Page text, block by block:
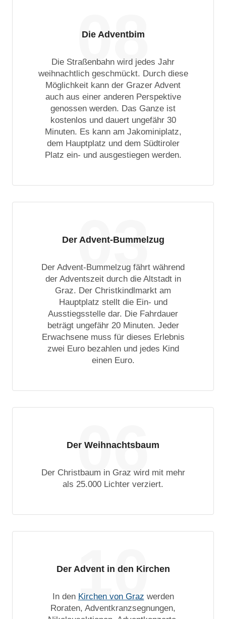
08
Die Adventbim
Die Straßenbahn wird jedes Jahr
weihnachtlich geschmückt. Durch diese
Möglichkeit kann der Grazer Advent
auch aus einer anderen Perspektive
genossen werden. Das Ganze ist
kostenlos und dauert ungefähr 30
Minuten. Es kann am Jakominiplatz,
dem Hauptplatz und dem Südtiroler
Platz ein- und ausgestiegen werden.
03
Der Advent-Bummelzug
Der Advent-Bummelzug fährt während
der Adventszeit durch die Altstadt in
Graz. Der Christkindlmarkt am
Hauptplatz stellt die Ein- und
Ausstiegsstelle dar. Die Fahrdauer
beträgt ungefähr 20 Minuten. Jeder
Erwachsene muss für dieses Erlebnis
zwei Euro bezahlen und jedes Kind
einen Euro.
06
Der Weihnachtsbaum
Der Christbaum in Graz wird mit mehr
als 25.000 Lichter verziert.
10
Der Advent in den Kirchen
In den Kirchen von Graz werden
Roraten, Adventkranzsegnungen,